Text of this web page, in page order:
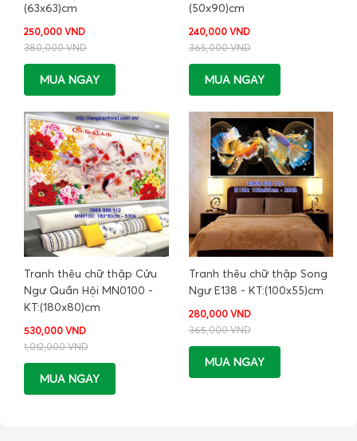
(63x63)cm
250,000 VND
380,000 VND
MUA NGAY
(50x90)cm
240,000 VND
365,000 VND
MUA NGAY
Tranh thêu chữ thập Cửu
Ngư Quần Hội MN0100 -
KT:(180x80)cm
530,000 VND
1,012,000 VND
MUA NGAY
Tranh thêu chữ thập Song
Ngư E138 - KT:(100x55)cm
280,000 VND
365,000 VND
MUA NGAY